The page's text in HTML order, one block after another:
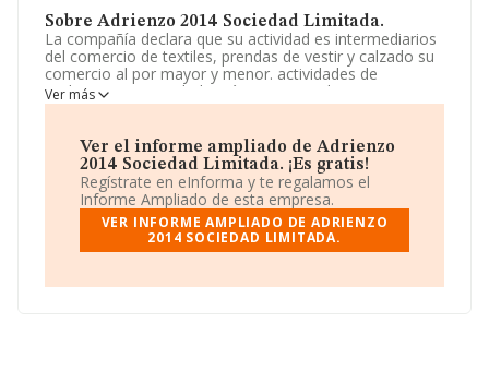
Sobre Adrienzo 2014 Sociedad Limitada.
La compañía declara que su actividad es intermediarios
del comercio de textiles, prendas de vestir y calzado su
comercio al por mayor y menor. actividades de
jardineria. La sociedad está inscrita en el Registro
Mercantil como Sociedad Limitada. Su CNAE
comercio de textiles, prendas de vestir, peletería,
calzado y artículos de cuero'. La compañía no tiene
actividad en mercados exteriores.
La empresa españolaAdrienzo 2014 Sociedad
Limitada, con número de identificación fiscal
B55624928, se encuentra en Avenida Pompeu Fabra
Tarragona, Cataluña.
Ver más
Ver el informe ampliado de Adrienzo
2014 Sociedad Limitada. ¡Es gratis!
Regístrate en eInforma y te regalamos el
Informe Ampliado de esta empresa.
VER INFORME AMPLIADO DE ADRIENZO
2014 SOCIEDAD LIMITADA.